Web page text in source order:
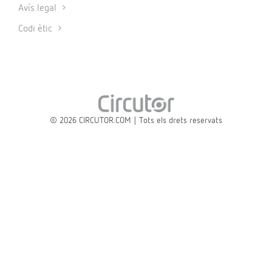
Avís legal
Codi ètic
© 2026 CIRCUTOR.COM | Tots els drets reservats